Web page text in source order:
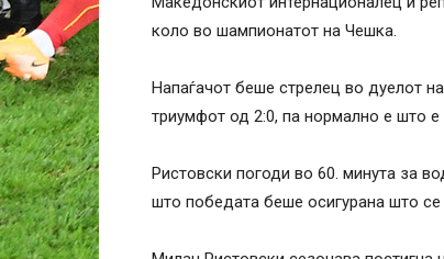
коло во шампионатот на Чешка.
Напаѓачот беше стрелец во дуелот
триумфот од 2:0, па нормално е што е
Ристовски погоди во 60. минута за
што победата беше осигурана што се